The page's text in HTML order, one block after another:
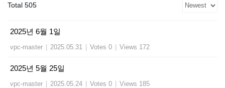
Total 505
2025년 6월 1일
vpc-master | 2025.05.31 | Votes 0 | Views 172
2025년 5월 25일
vpc-master | 2025.05.24 | Votes 0 | Views 185